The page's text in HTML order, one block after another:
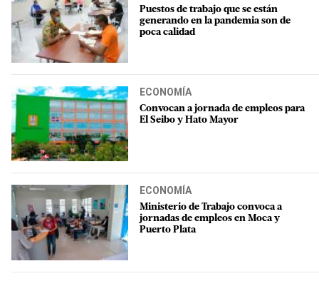
Puestos de trabajo que se están
generando en la pandemia son de
poca calidad
ECONOMÍA
Convocan a jornada de empleos para
El Seibo y Hato Mayor
ECONOMÍA
Ministerio de Trabajo convoca a
jornadas de empleos en Moca y
Puerto Plata